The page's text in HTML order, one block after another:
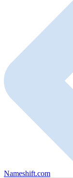
Nameshift.com